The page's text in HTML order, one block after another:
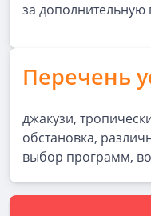
за дополнительную
Перечень
джакузи,
обстановка,
выбор программ,